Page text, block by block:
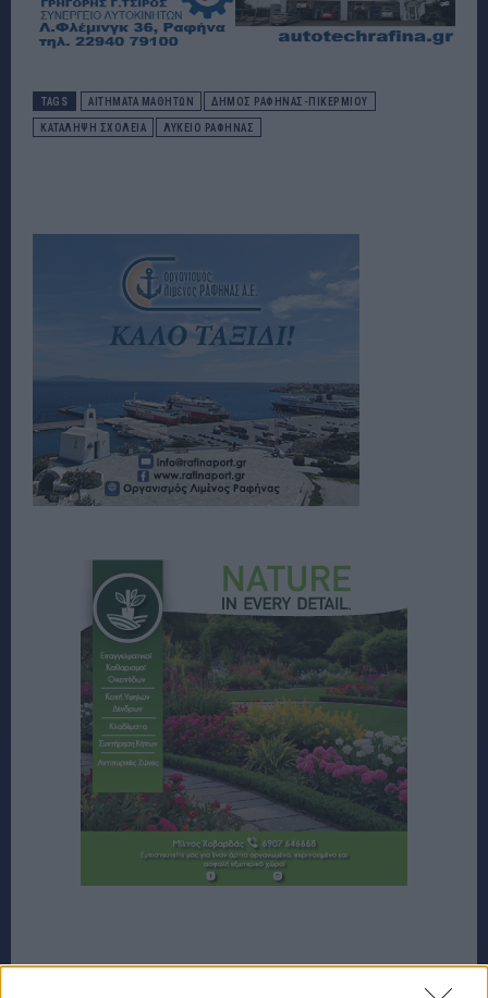
TAGS ΑΙΤΉΜΑΤΑ ΜΑΘΗΤΏΝ ΔΉΜΟΣ ΡΑΦΉΝΑΣ-ΠΙΚΕΡΜΊΟΥ
ΚΑΤΆΛΗΨΗ ΣΧΟΛΕΊΑ ΛΎΚΕΙΟ ΡΑΦΉΝΑΣ